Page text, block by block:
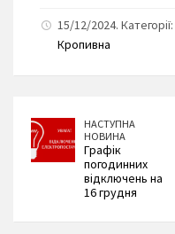
15/12/2024. Категорії:
Кропивна
НАСТУПНА
НОВИНА
Графік
погодинних
відключень на
16 грудня